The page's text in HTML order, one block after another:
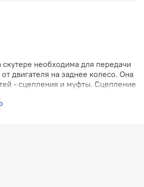
скутере необходима для передачи
двигателя на заднее колесо. Она
- сцепления и муфты. Сцепление
плавное и
передачи и, в конечном итоге,
сцепление отпускается,
от системы передачи, что
или переключаться
крутящего момента в